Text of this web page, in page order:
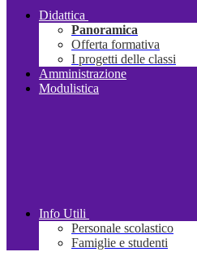
Didattica
Panoramica
Offerta formativa
I progetti delle classi
Amministrazione
Modulistica
Info Utili
Personale scolastico
Famiglie e studenti